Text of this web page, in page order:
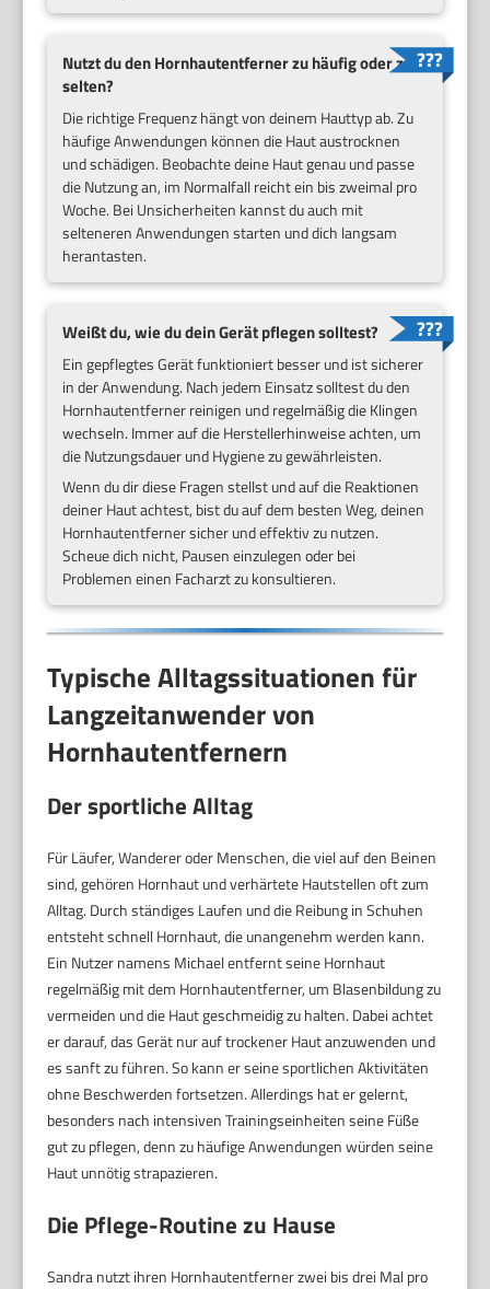
Nutzt du den Hornhautentferner zu häufig oder zu
selten?
Die richtige Frequenz hängt von deinem Hauttyp ab. Zu
häufige Anwendungen können die Haut austrocknen
und schädigen. Beobachte deine Haut genau und passe
die Nutzung an, im Normalfall reicht ein bis zweimal pro
Woche. Bei Unsicherheiten kannst du auch mit
selteneren Anwendungen starten und dich langsam
herantasten.
Weißt du, wie du dein Gerät pflegen solltest?
Ein gepflegtes Gerät funktioniert besser und ist sicherer
in der Anwendung. Nach jedem Einsatz solltest du den
Hornhautentferner reinigen und regelmäßig die Klingen
wechseln. Immer auf die Herstellerhinweise achten, um
die Nutzungsdauer und Hygiene zu gewährleisten.
Wenn du dir diese Fragen stellst und auf die Reaktionen
deiner Haut achtest, bist du auf dem besten Weg, deinen
Hornhautentferner sicher und effektiv zu nutzen.
Scheue dich nicht, Pausen einzulegen oder bei
Problemen einen Facharzt zu konsultieren.
Typische Alltagssituationen für
Langzeitanwender von
Hornhautentfernern
Der sportliche Alltag
Für Läufer, Wanderer oder Menschen, die viel auf den Beinen
sind, gehören Hornhaut und verhärtete Hautstellen oft zum
Alltag. Durch ständiges Laufen und die Reibung in Schuhen
entsteht schnell Hornhaut, die unangenehm werden kann.
Ein Nutzer namens Michael entfernt seine Hornhaut
regelmäßig mit dem Hornhautentferner, um Blasenbildung zu
vermeiden und die Haut geschmeidig zu halten. Dabei achtet
er darauf, das Gerät nur auf trockener Haut anzuwenden und
es sanft zu führen. So kann er seine sportlichen Aktivitäten
ohne Beschwerden fortsetzen. Allerdings hat er gelernt,
besonders nach intensiven Trainingseinheiten seine Füße
gut zu pflegen, denn zu häufige Anwendungen würden seine
Haut unnötig strapazieren.
Die Pflege-Routine zu Hause
Sandra nutzt ihren Hornhautentferner zwei bis drei Mal pro